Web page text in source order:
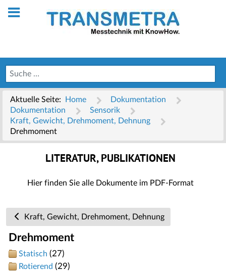
Aktuelle Seite: Home
Dokumentation
Dokumentation
Sensorik
Kraft, Gewicht, Drehmoment, Dehnung
Drehmoment
LITERATUR, PUBLIKATIONEN
Hier finden Sie alle Dokumente im PDF-Format
Kraft, Gewicht, Drehmoment, Dehnung
Drehmoment
Statisch (27)
Rotierend (29)